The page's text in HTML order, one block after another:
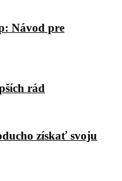
Návod pre
rád
získať svoju